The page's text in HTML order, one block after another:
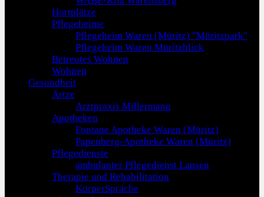
Hortplätze
Pflegeheime
Pflegeheim Waren (Müritz) "Müritzpark"
Pflegeheim Waren Müritzblick
Betreutes Wohnen
Wohnen
Gesundheit
Ärtze
Arztpraxis Millermann
Apotheken
Fontane Apotheke Waren (Müritz)
Papenberg-Apotheke Waren (Müritz)
Pflegedienste
ambulanter Pflegedienst Lansen
Therapie und Rehabilitation
KörperSprache